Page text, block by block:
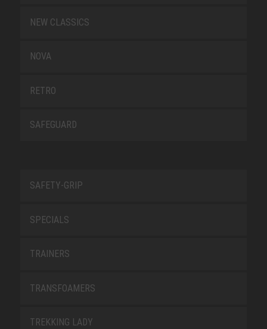
NEW CLASSICS
NOVA
RETRO
SAFEGUARD
SAFETY-GRIP
SPECIALS
TRAINERS
TRANSFOAMERS
TREKKING LADY